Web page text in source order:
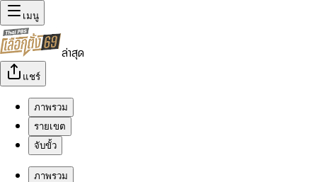
เมนู
ล่าสุด
แชร์
ภาพรวม
รายเขต
จับขั้ว
ภาพรวม